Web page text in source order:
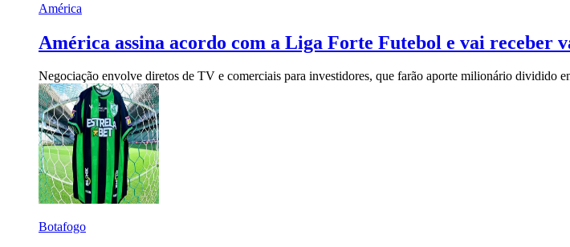
América
América assina acordo com a Liga Forte Futebol e vai receber
Negociação envolve diretos de TV e comerciais para investidores, que farão aporte milionário dividido
Botafogo